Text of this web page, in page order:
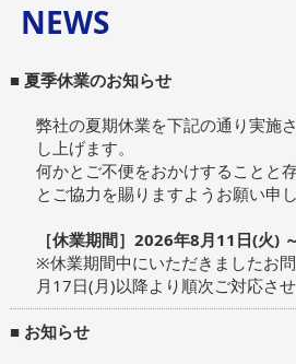
NEWS
■ 夏季休業のお知らせ
弊社の夏期休業を下記の通り実施
し上げます。
何かとご不便をおかけすることと
とご協力を賜りますようお願い申し
［休業期間］2026年8月11日(火)
※休業期間中にいただきましたお
月17日(月)以降より順次ご対応させ
■ お知らせ